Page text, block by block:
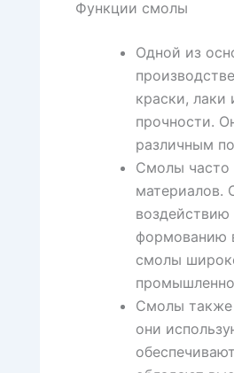
Функции смолы
Одной из
краски, лаки
прочности.
различным
Смолы часто
материалов.
воздействию
формованию
смолы
Смолы также
они